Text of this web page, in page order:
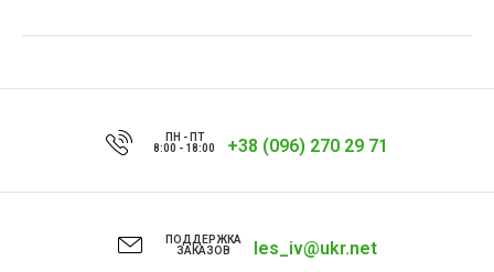
ПН - ПТ
8:00 - 18:00
+38 (096) 270 29 71
ПОДДЕРЖКА
ЗАКАЗОВ
les_iv@ukr.net